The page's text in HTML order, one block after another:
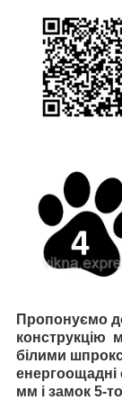
Пропонуємо
конструкцію
білими
енергоощадні
мм і замок 5-